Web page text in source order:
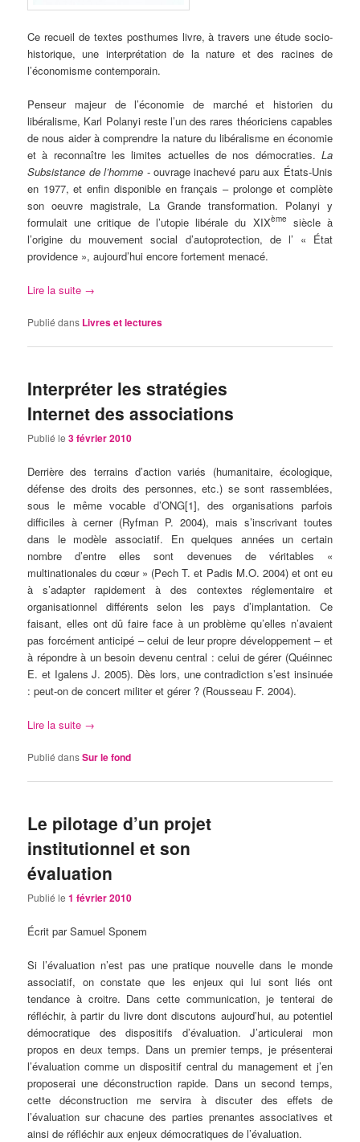
Ce recueil de textes posthumes livre, à travers une étude socio-
historique, une interprétation de la nature et des racines de
l’économisme contemporain.
Penseur majeur de l’économie de marché et historien du
libéralisme, Karl Polanyi reste l’un des rares théoriciens capables
de nous aider à comprendre la nature du libéralisme en économie
et à reconnaître les limites actuelles de nos démocraties. La
Subsistance de l’homme - ouvrage inachevé paru aux États-Unis
en 1977, et enfin disponible en français – prolonge et complète
son oeuvre magistrale, La Grande transformation. Polanyi y
formulait une critique de l’utopie libérale du XIXème
siècle à
l’origine du mouvement social d’autoprotection, de l’ « État
providence », aujourd’hui encore fortement menacé.
Lire la suite →
Publié dans Livres et lectures
Interpréter les stratégies
Internet des associations
Publié le3 février 2010
Derrière des terrains d’action variés (humanitaire, écologique,
défense des droits des personnes, etc.) se sont rassemblées,
sous le même vocable d’ONG[1], des organisations parfois
difficiles à cerner (Ryfman P. 2004), mais s’inscrivant toutes
dans le modèle associatif. En quelques années un certain
nombre d’entre elles sont devenues de véritables «
multinationales du cœur » (Pech T. et Padis M.O. 2004) et ont eu
à s’adapter rapidement à des contextes réglementaire et
organisationnel différents selon les pays d’implantation. Ce
faisant, elles ont dû faire face à un problème qu’elles n’avaient
pas forcément anticipé – celui de leur propre développement – et
à répondre à un besoin devenu central : celui de gérer (Quéinnec
E. et Igalens J. 2005). Dès lors, une contradiction s’est insinuée
: peut-on de concert militer et gérer ? (Rousseau F. 2004).
Lire la suite →
Publié dansSur le fond
Le pilotage d’un projet
institutionnel et son
évaluation
Publié le1 février 2010
Écrit par Samuel Sponem
Si l’évaluation n’est pas une pratique nouvelle dans le monde
associatif, on constate que les enjeux qui lui sont liés ont
tendance à croitre. Dans cette communication, je tenterai de
réfléchir, à partir du livre dont discutons aujourd’hui, au potentiel
démocratique des dispositifs d’évaluation. J’articulerai mon
propos en deux temps. Dans un premier temps, je présenterai
l’évaluation comme un dispositif central du management et j’en
proposerai une déconstruction rapide. Dans un second temps,
cette déconstruction me servira à discuter des effets de
l’évaluation sur chacune des parties prenantes associatives et
ainsi de réfléchir aux enjeux démocratiques de l’évaluation.